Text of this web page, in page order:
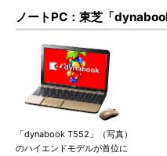
ノートPC：東芝「
「dynabook T552」（写真）
のハイエンドモデルが首位に